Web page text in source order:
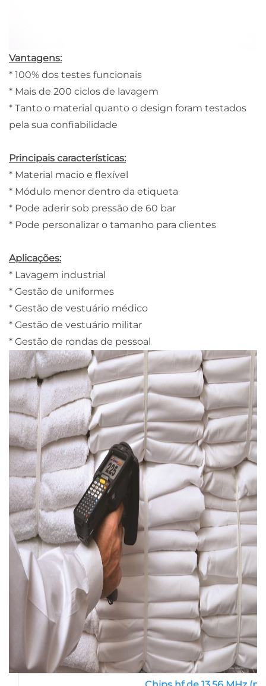
Vantagens:
* 100% dos testes funcionais
* Mais de 200 ciclos de lavagem
* Tanto o material quanto o design foram testados
pela sua confiabilidade
Principais características:
* Material macio e flexível
* Módulo menor dentro da etiqueta
* Pode aderir sob pressão de 60 bar
* Pode personalizar o tamanho para clientes
Aplicações:
* Lavagem industrial
* Gestão de uniformes
* Gestão de vestuário médico
* Gestão de vestuário militar
* Gestão de rondas de pessoal